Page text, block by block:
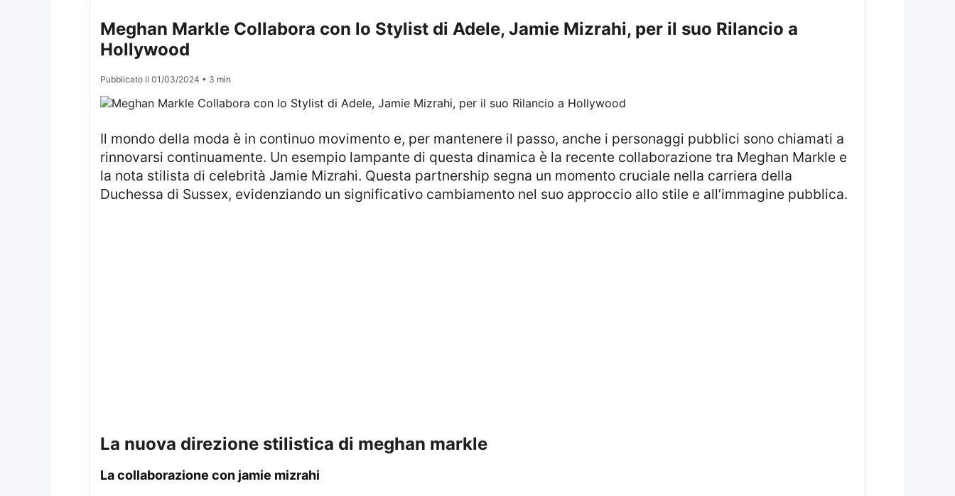
Meghan Markle Collabora con lo Stylist di Adele, Jamie Mizrahi, per il suo Rilancio a
Hollywood
Pubblicato il 01/03/2024 • 3 min
Il mondo della moda è in continuo movimento e, per mantenere il passo, anche i personaggi pubblici sono chiamati a
rinnovarsi continuamente. Un esempio lampante di questa dinamica è la recente collaborazione tra Meghan Markle e
la nota stilista di celebrità Jamie Mizrahi. Questa partnership segna un momento cruciale nella carriera della
Duchessa di Sussex, evidenziando un significativo cambiamento nel suo approccio allo stile e all’immagine pubblica.
la nuova direzione stilistica di meghan markle
la collaborazione con jamie mizrahi